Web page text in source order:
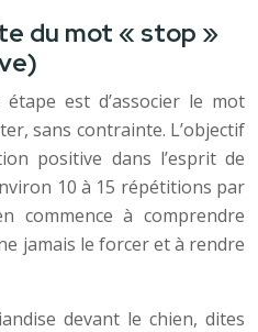
du mot « stop »
est d’associer le mot
sans contrainte. L’objectif
positive dans l’esprit de
10 à 15 répétitions par
commence à comprendre
jamais le forcer et à rendre
devant le chien, dites